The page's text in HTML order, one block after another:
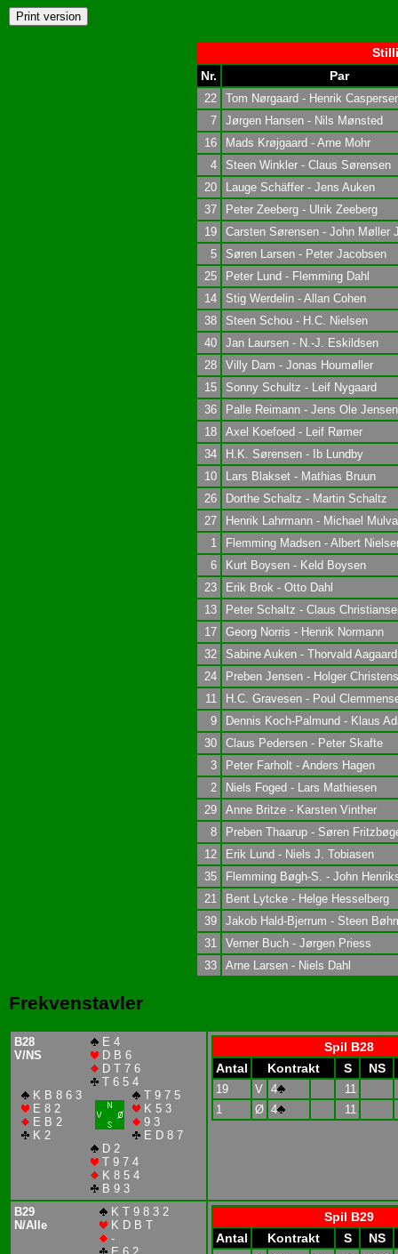
Nr.
Par
22
Tom Nørgaard - Henrik
7
Jørgen Hansen - Nils Mønsted
16
Mads Krøjgaard - Arne Mohr
4
Steen Winkler - Claus Sørensen
20
Lauge Schäffer - Jens Auken
37
Peter Zeeberg - Ulrik Zeeberg
19
Carsten Sørensen - John Møller
5
Søren Larsen - Peter Jacobsen
25
Peter Lund - Flemming Dahl
14
Stig Werdelin - Allan Cohen
38
Steen Schou - H.C. Nielsen
40
Jan Laursen - N.-J. Eskildsen
28
Villy Dam - Jonas Houmøller
15
Sonny Schultz - Leif Nygaard
36
Palle Reimann - Jens Ole Jensen
18
Axel Koefoed - Leif Rømer
34
H.K. Sørensen - Ib Lundby
10
Lars Blakset - Mathias Bruun
26
Dorthe Schaltz - Martin Schaltz
27
Henrik Lahrmann - Michael
1
Flemming Madsen - Albert
6
Kurt Boysen - Keld Boysen
23
Erik Brok - Otto Dahl
13
Peter Schaltz - Claus
17
Georg Norris - Henrik Normann
32
Sabine Auken - Thorvald Aagaard
24
Preben Jensen - Holger
11
H.C. Gravesen - Poul
9
Dennis Koch-Palmund - Klaus
30
Claus Pedersen - Peter Skafte
3
Peter Farholt - Anders Hagen
2
Niels Foged - Lars Mathiesen
29
Anne Britze - Karsten Vinther
8
Preben Thaarup - Søren
12
Erik Lund - Niels J. Tobiasen
35
Flemming Bøgh-S. - John
21
Bent Lytcke - Helge Hesselberg
39
Jakob Hald-Bjerrum - Steen
31
Verner Buch - Jørgen Priess
33
Arne Larsen - Niels Dahl
Frekvenstavler
B28
V/NS
E 4
D B 6
D T 7 6
T 6 5 4
K B 8 6 3
E 8 2
E B 2
K 2
T 9 7 5
K 5 3
9 3
E D 8 7
D 2
T 9 7 4
K 8 5 4
B 9 3
Spil B28
Antal
Kontrakt S NS
19 V 4
11
1
Ø 4 11
B29
N/Alle
K T 9 8 3 2
K D B T
-
E 6 2
Spil B29
Antal
Kontrakt S NS